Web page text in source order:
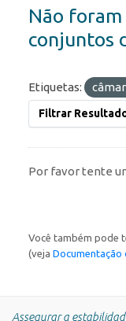
Não
conjuntos
Etiquetas:
Filtrar
Por favor tente
Você também pode
(veja Documentação
Assegurar a